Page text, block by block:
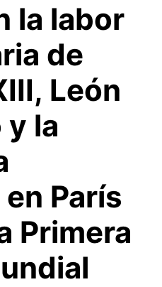
la labor
de
León
la
París
Primera